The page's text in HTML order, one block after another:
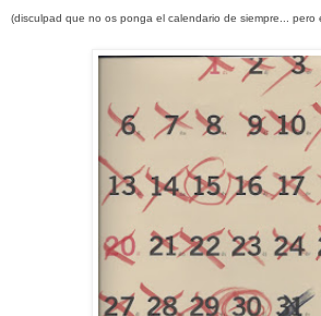
(disculpad que no os ponga el calendario de siempre... pero